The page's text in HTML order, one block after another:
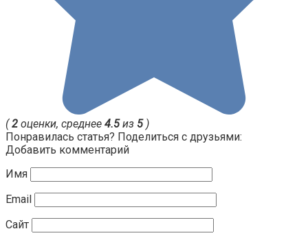
(2 оценки, среднее 4.5из 5)
Понравилась статья? Поделиться с друзьями:
Добавить комментарий
Имя
Email
Сайт